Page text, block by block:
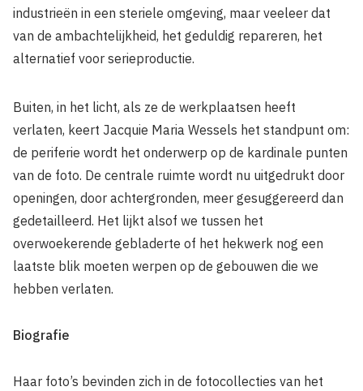
industrieën in een steriele omgeving, maar veeleer dat
van de ambachtelijkheid, het geduldig repareren, het
alternatief voor serieproductie.
Buiten, in het licht, als ze de werkplaatsen heeft
verlaten, keert Jacquie Maria Wessels het standpunt om:
de periferie wordt het onderwerp op de kardinale punten
van de foto. De centrale ruimte wordt nu uitgedrukt door
openingen, door achtergronden, meer gesuggereerd dan
gedetailleerd. Het lijkt alsof we tussen het
overwoekerende gebladerte of het hekwerk nog een
laatste blik moeten werpen op de gebouwen die we
hebben verlaten.
Biografie
Haar foto’s bevinden zich in de fotocollecties van het